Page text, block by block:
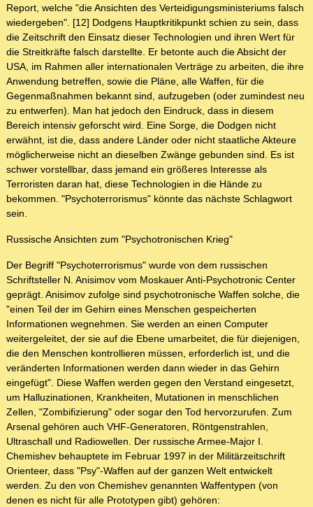
Report, welche "die Ansichten des Verteidigungsministeriums falsch
wiedergeben". [12] Dodgens Hauptkritikpunkt schien zu sein, dass
die Zeitschrift den Einsatz dieser Technologien und ihren Wert für
die Streitkräfte falsch darstellte. Er betonte auch die Absicht der
USA, im Rahmen aller internationalen Verträge zu arbeiten, die ihre
Anwendung betreffen, sowie die Pläne, alle Waffen, für die
Gegenmaßnahmen bekannt sind, aufzugeben (oder zumindest neu
zu entwerfen). Man hat jedoch den Eindruck, dass in diesem
Bereich intensiv geforscht wird. Eine Sorge, die Dodgen nicht
erwähnt, ist die, dass andere Länder oder nicht staatliche Akteure
möglicherweise nicht an dieselben Zwänge gebunden sind. Es ist
schwer vorstellbar, dass jemand ein größeres Interesse als
Terroristen daran hat, diese Technologien in die Hände zu
bekommen. "Psychoterrorismus" könnte das nächste Schlagwort
sein.
Russische Ansichten zum "Psychotronischen Krieg"
Der Begriff "Psychoterrorismus" wurde von dem russischen
Schriftsteller N. Anisimov vom Moskauer Anti-Psychotronic Center
geprägt. Anisimov zufolge sind psychotronische Waffen solche, die
"einen Teil der im Gehirn eines Menschen gespeicherten
Informationen wegnehmen. Sie werden an einen Computer
weitergeleitet, der sie auf die Ebene umarbeitet, die für diejenigen,
die den Menschen kontrollieren müssen, erforderlich ist, und die
veränderten Informationen werden dann wieder in das Gehirn
eingefügt". Diese Waffen werden gegen den Verstand eingesetzt,
um Halluzinationen, Krankheiten, Mutationen in menschlichen
Zellen, "Zombifizierung" oder sogar den Tod hervorzurufen. Zum
Arsenal gehören auch VHF-Generatoren, Röntgenstrahlen,
Ultraschall und Radiowellen. Der russische Armee-Major I.
Chemishev behauptete im Februar 1997 in der Militärzeitschrift
Orienteer, dass "Psy"-Waffen auf der ganzen Welt entwickelt
werden. Zu den von Chemishev genannten Waffentypen (von
denen es nicht für alle Prototypen gibt) gehören: